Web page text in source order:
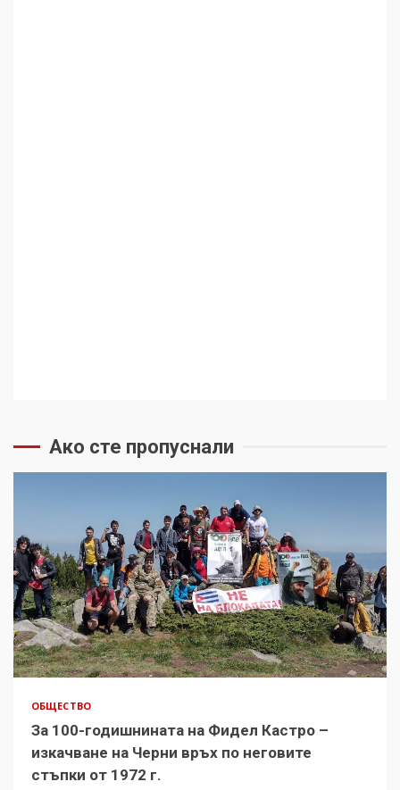
Ако сте пропуснали
ОБЩЕСТВО
За 100-годишнината на Фидел Кастро –
изкачване на Черни връх по неговите
стъпки от 1972 г.